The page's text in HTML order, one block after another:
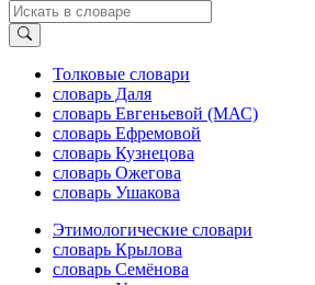
Толковые словари
словарь Даля
словарь Евгеньевой (МАС)
словарь Ефремовой
словарь Кузнецова
словарь Ожегова
словарь Ушакова
Этимологические словари
словарь Крылова
словарь Семёнова